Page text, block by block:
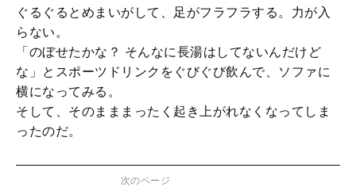
ぐるぐるとめまいがして、足がフラフラする。力が入
らない。
「のぼせたかな？ そんなに長湯はしてないんだけど
な」とスポーツドリンクをぐびぐび飲んで、ソファに
横になってみる。
そして、そのまままったく起き上がれなくなってしま
ったのだ。
次のページ